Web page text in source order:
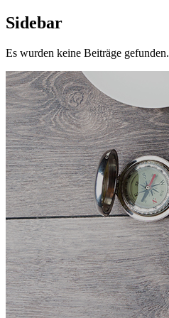
Sidebar
Es wurden keine Beiträge gefunden.